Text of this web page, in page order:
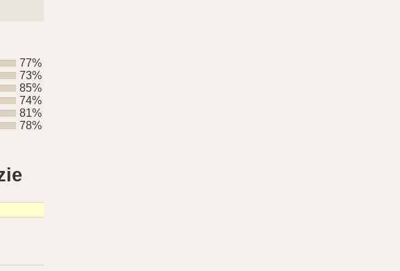
77%
73%
85%
74%
81%
78%